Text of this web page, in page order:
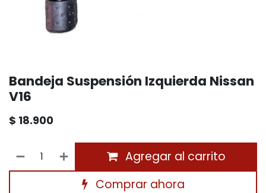
Bandeja Suspensión Izquierda Nissan
V16
$ 18.900
Agregar al carrito
Comprar ahora